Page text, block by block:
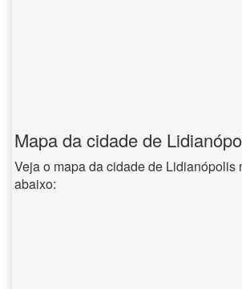
Mapa da cidade de
Veja o mapa da cidade de Lidianópolis
abaixo: